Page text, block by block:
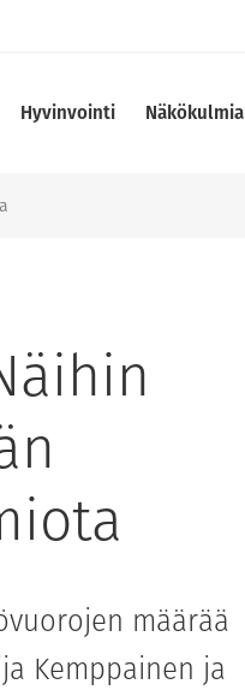
Hyvinvointi Näkökulmia
määrää
Kemppainen ja